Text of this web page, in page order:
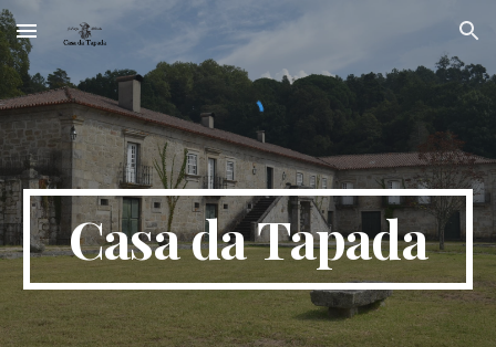
Skip to main content Skip to navigation
Casa da Tapada